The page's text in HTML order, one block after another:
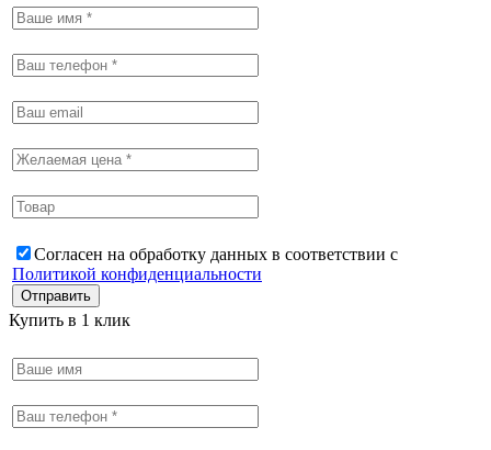
Согласен на обработку данных в соответствии с
Политикой конфиденциальности
Купить в 1 клик